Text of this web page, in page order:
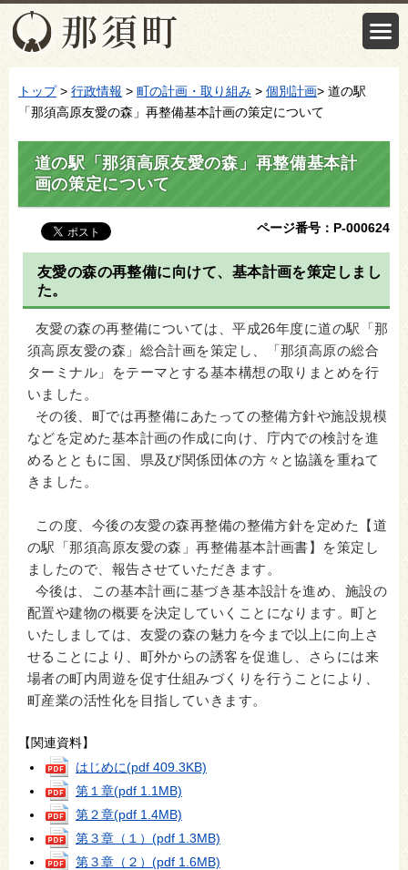
トップ> 行政情報 > 町の計画・取り組み > 個別計画> 道の駅
「那須高原友愛の森」再整備基本計画の策定について
道の駅「那須高原友愛の森」再整備基本計
画の策定について
ページ番号：P-000624
友愛の森の再整備に向けて、基本計画を策定しまし
た。
友愛の森の再整備については、平成26年度に道の駅「那
須高原友愛の森」総合計画を策定し、「那須高原の総合
ターミナル」をテーマとする基本構想の取りまとめを行
いました。
その後、町では再整備にあたっての整備方針や施設規模
などを定めた基本計画の作成に向け、庁内での検討を進
めるとともに国、県及び関係団体の方々と協議を重ねて
きました。
この度、今後の友愛の森再整備の整備方針を定めた【道
の駅「那須高原友愛の森」再整備基本計画書】を策定し
ましたので、報告させていただきます。
今後は、この基本計画に基づき基本設計を進め、施設の
配置や建物の概要を決定していくことになります。町と
いたしましては、友愛の森の魅力を今まで以上に向上さ
せることにより、町外からの誘客を促進し、さらには来
場者の町内周遊を促す仕組みづくりを行うことにより、
町産業の活性化を目指していきます。
【関連資料】
はじめに(pdf 409.3KB)
第１章(pdf 1.1MB)
第２章(pdf 1.4MB)
第３章（１） (pdf 1.3MB)
第３章（２） (pdf 1.6MB)